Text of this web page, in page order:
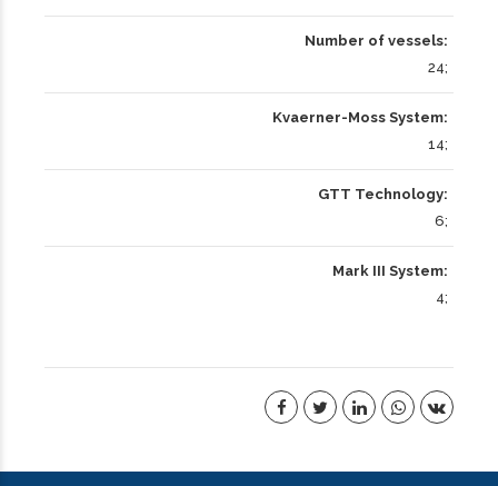
Number of vessels
24
Kvaerner-Moss System
14
GTT Technology
6
Mark III System
4